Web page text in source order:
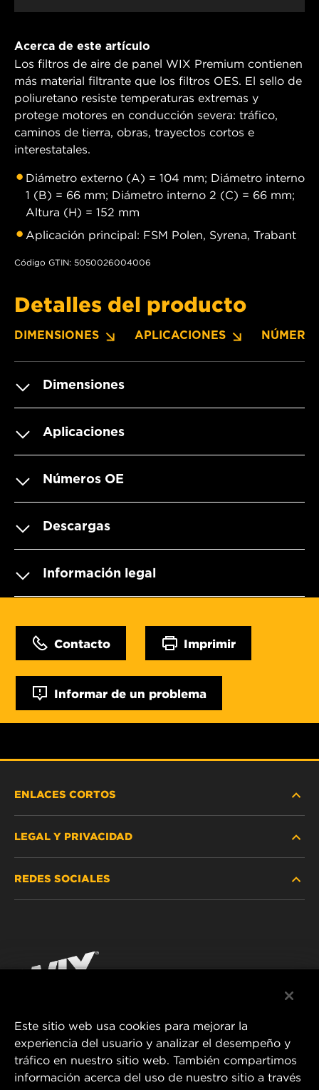
Acerca de este artículo
Los filtros de aire de panel WIX Premium contienen
más material filtrante que los filtros OES. El sello de
poliuretano resiste temperaturas extremas y
protege motores en conducción severa: tráfico,
caminos de tierra, obras, trayectos cortos e
interestatales.
Diámetro externo (A) = 104 mm; Diámetro interno
1 (B) = 66 mm; Diámetro interno 2 (C) = 66 mm;
Altura (H) = 152 mm
Aplicación principal: FSM Polen, Syrena, Trabant
Código GTIN: 5050026004006
Detalles del producto
DIMENSIONES APLICACIONES
Dimensiones
Aplicaciones
Números OE
Descargas
Información legal
Contacto Imprimir
Informar de un problema
ENLACES CORTOS
DÓNDE COMPRAR
¡CONTÁCTENOS!
LEGAL Y PRIVACIDAD
IMPRESSUM
REDES SOCIALES
YouTube
MANN+HUMMEL FT Poland
ul. Wrocławska 145,
63-800 GOSTYŃ, POLAND
Este sitio web usa cookies para mejorar la
experiencia del usuario y analizar el desempeño y
tráfico en nuestro sitio web. También compartimos
información acerca del uso de nuestro sitio a través